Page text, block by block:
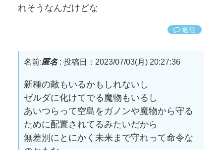
れそうなんだけどな
返信
名前:匿名: 投稿日：2023/07/03(月) 20:27:36
新種の敵もいるかもしれないし
ゼルダに化けてでる魔物もいるし
あいつらって空島をガノンや魔物から守る
ために配置されてるみたいだから
無差別にとにかく未来まで守れって命令な